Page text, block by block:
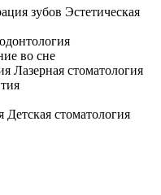
Эстетическая
во сне
Лазерная стоматология
Детская стоматология